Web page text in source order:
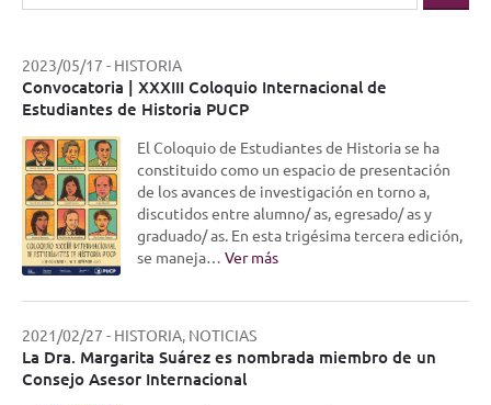
2023/05/17 - HISTORIA
Convocatoria | XXXIII Coloquio Internacional de
Estudiantes de Historia PUCP
El Coloquio de Estudiantes de Historia se ha
constituido como un espacio de presentación
de los avances de investigación en torno a,
discutidos entre alumno/ as, egresado/ as y
graduado/ as. En esta trigésima tercera edición,
se maneja… Ver más
2021/02/27 - HISTORIA, NOTICIAS
La Dra. Margarita Suárez es nombrada miembro de un
Consejo Asesor Internacional